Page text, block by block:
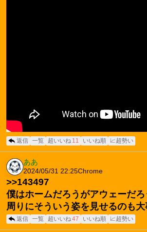
返信 一覧 超いいね 11 いいね順 📈超勢い
ああ
2024/05/31 22:25Chrome
>>143497
僕はホームだろうがアウェーだ
周りにそういう姿を見せるのも
返信 一覧 超いいね 47 いいね順 📈超勢い